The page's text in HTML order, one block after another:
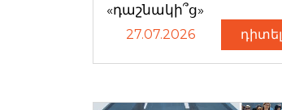
«դաշնակի՞ց»
27.07.2026 դիտել